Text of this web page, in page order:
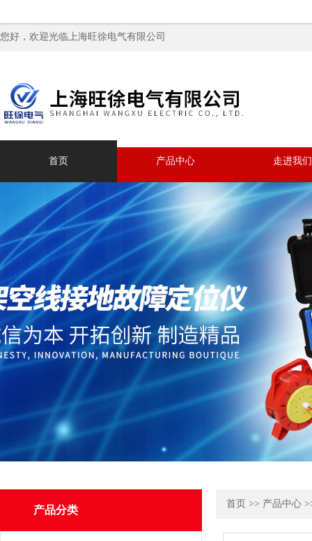
您好，欢迎光临上海旺徐电气有限公司
首页 产品中心 走进我们
产品分类
首页 >> 产品中心